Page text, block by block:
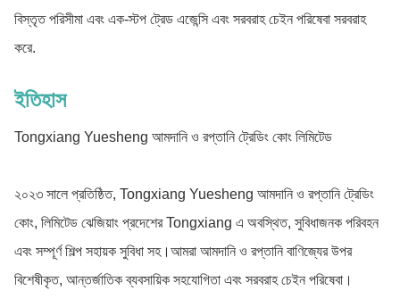
বিস্তৃত পরিসীমা এবং এক-স্টপ ট্রেড এজেন্সি এবং সরবরাহ চেইন পরিষেবা সরবরাহ
করে.
ইতিহাস
Tongxiang Yuesheng আমদানি ও রপ্তানি ট্রেডিং কোং লিমিটেড
২০২৩ সালে প্রতিষ্ঠিত, Tongxiang Yuesheng আমদানি ও রপ্তানি ট্রেডিং
কোং, লিমিটেড ঝেজিয়াং প্রদেশের Tongxiang এ অবস্থিত, সুবিধাজনক পরিবহন
এবং সম্পূর্ণ শিল্প সহায়ক সুবিধা সহ।আমরা আমদানি ও রপ্তানি বাণিজ্যের উপর
বিশেষীকৃত, আন্তর্জাতিক ব্যবসায়িক সহযোগিতা এবং সরবরাহ চেইন পরিষেবা।